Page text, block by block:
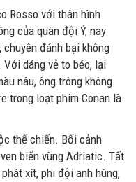
Rosso với thân hình
của quân đội Ý, nay
đánh bại không
dáng vẻ to béo, lại
nâu, ông trông không
trong loạt phim Conan là
thế chiến. Bối cảnh
biển vùng Adriatic. Tất
xít, phi đội anh hùng,